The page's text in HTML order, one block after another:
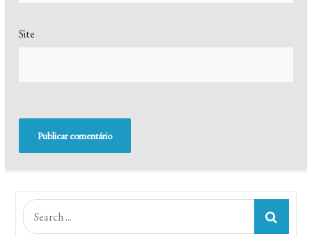
Site
Search
for: